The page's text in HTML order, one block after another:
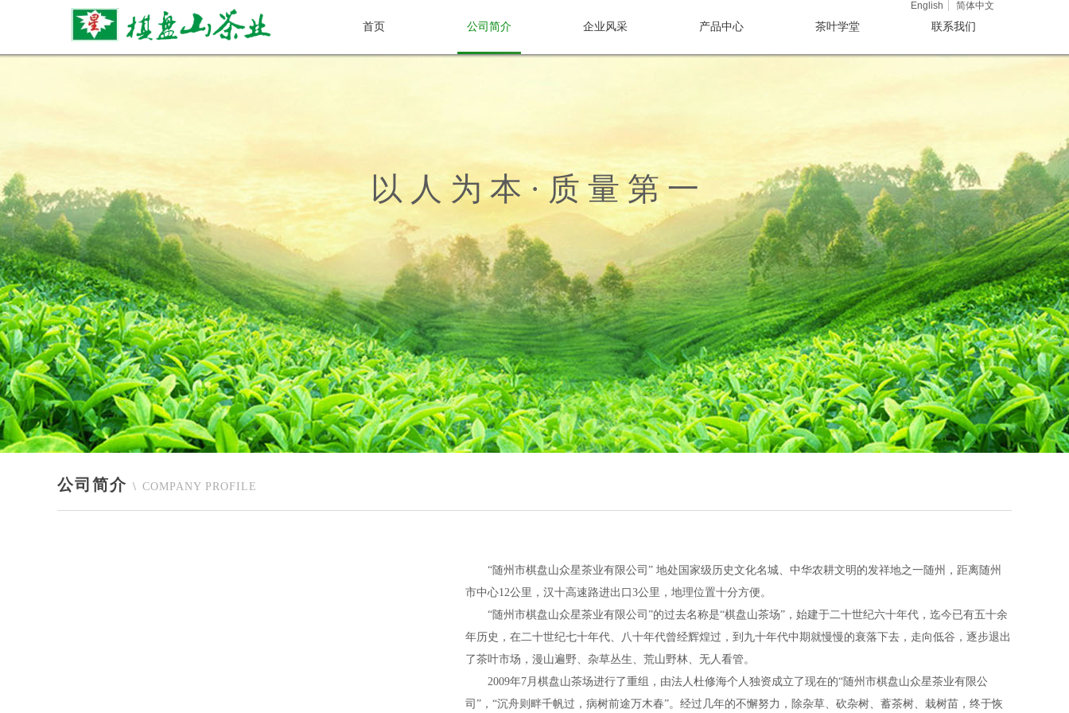
以 人 为 本 · 质 量 第 一
公司简介 \ COMPANY PROFILE
“随州市棋盘山众星茶业有限公司” 地处国家级历史文化名城、中华农耕文明的发祥地之一随州，距离随州
市中心12公里，汉十高速路进出口3公里，地理位置十分方便。
“随州市棋盘山众星茶业有限公司”的过去名称是“棋盘山茶场”，始建于二十世纪六十年代，迄今已有五十余
年历史，在二十世纪七十年代、八十年代曾经辉煌过，到九十年代中期就慢慢的衰落下去，走向低谷，逐步退出
了茶叶市场，漫山遍野、杂草丛生、荒山野林、无人看管。
2009年7月棋盘山茶场进行了重组，由法人杜修海个人独资成立了现在的“随州市棋盘山众星茶业有限公
司”，“沉舟则畔千帆过，病树前途万木春”。经过几年的不懈努力，除杂草、砍杂树、蓄茶树、栽树苗，终于恢
English 简体中文
首页 公司简介 企业风采 产品中心 茶叶学堂 联系我们